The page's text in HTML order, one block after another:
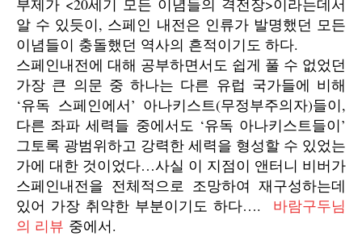
부제가 <20세기 모든 이념들의 격전장>이라는데서
알 수 있듯이, 스페인 내전은 인류가 발명했던 모든
이념들이 충돌했던 역사의 흔적이기도 하다.
스페인내전에 대해 공부하면서도 쉽게 풀 수 없었던
가장 큰 의문 중 하나는 다른 유럽 국가들에 비해
‘유독 스페인에서’ 아나키스트(무정부주의자)들이,
다른 좌파 세력들 중에서도 ‘유독 아나키스트들이’
그토록 광범위하고 강력한 세력을 형성할 수 있었는
가에 대한 것이었다…사실 이 지점이 앤터니 비버가
스페인내전을 전체적으로 조망하여 재구성하는데
있어 가장 취약한 부분이기도 하다…. 바람구두님
의 리뷰 중에서.